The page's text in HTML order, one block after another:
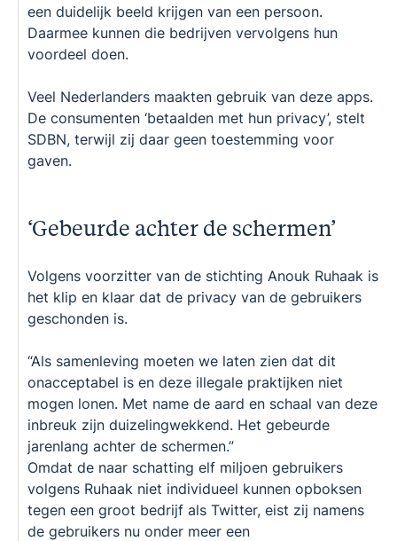
een duidelijk beeld krijgen van een persoon.
Daarmee kunnen die bedrijven vervolgens hun
voordeel doen.
Veel Nederlanders maakten gebruik van deze apps.
De consumenten ‘betaalden met hun privacy’, stelt
SDBN, terwijl zij daar geen toestemming voor
gaven.
‘Gebeurde achter de schermen’
Volgens voorzitter van de stichting Anouk Ruhaak is
het klip en klaar dat de privacy van de gebruikers
geschonden is.
“Als samenleving moeten we laten zien dat dit
onacceptabel is en deze illegale praktijken niet
mogen lonen. Met name de aard en schaal van deze
inbreuk zijn duizelingwekkend. Het gebeurde
jarenlang achter de schermen.”
Omdat de naar schatting elf miljoen gebruikers
volgens Ruhaak niet individueel kunnen opboksen
tegen een groot bedrijf als Twitter, eist zij namens
de gebruikers nu onder meer een